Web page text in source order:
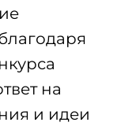
на
и идеи